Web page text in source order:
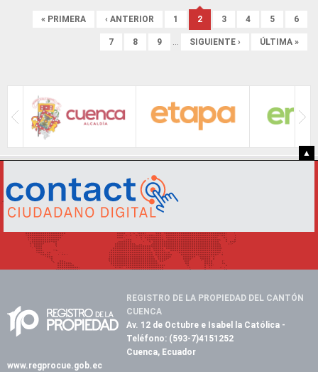
« PRIMERA ‹ ANTERIOR 1 2 3 4 5 6
7 8 9 SIGUIENTE › ÚLTIMA »
▲
REGISTRO DE LA PROPIEDAD DEL CANTÓN
CUENCA
Av. 12 de Octubre e Isabel la Católica -
Teléfono: (593-7)4151252
Cuenca, Ecuador
www.regprocue.gob.ec